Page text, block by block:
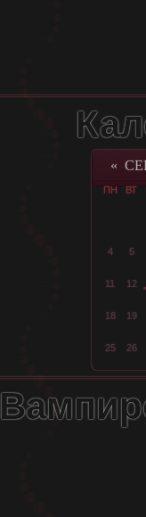
«
ПН ВТ
4 5
11 12
18 19
25 26